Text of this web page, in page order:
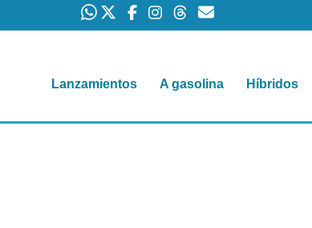
Lanzamientos A gasolina Híbridos